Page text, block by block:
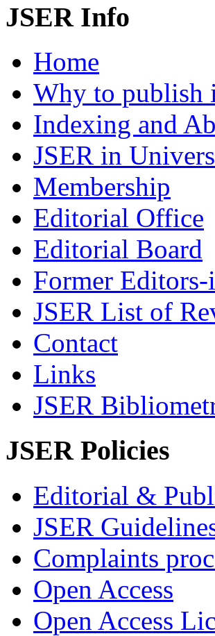
JSER Info
Home
Why to publish
Indexing and
JSER in
Membership
Editorial Office
Editorial Board
Former
JSER List of
Contact
Links
JSER
JSER Policies
Editorial &
JSER
Complaints
Open Access
Open Access